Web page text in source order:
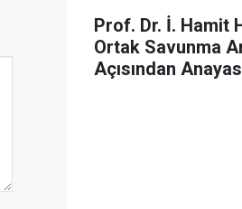
Prof. Dr. İ. Hamit
Ortak Savunma
Açısından